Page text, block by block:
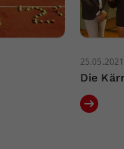
25.05.2021
Die